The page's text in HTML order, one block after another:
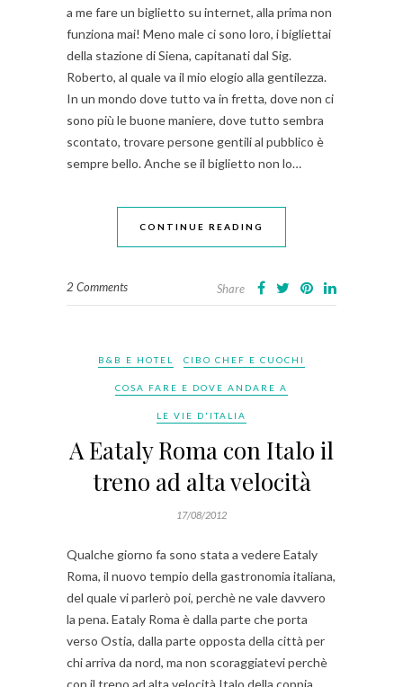
a me fare un biglietto su internet, alla prima non
funziona mai! Meno male ci sono loro, i bigliettai
della stazione di Siena, capitanati dal Sig.
Roberto, al quale va il mio elogio alla gentilezza.
In un mondo dove tutto va in fretta, dove non ci
sono più le buone maniere, dove tutto sembra
scontato, trovare persone gentili al pubblico è
sempre bello. Anche se il biglietto non lo…
CONTINUE READING
2 Comments Share
B&B E HOTEL CIBO CHEF E CUOCHI
COSA FARE E DOVE ANDARE A
LE VIE D'ITALIA
A Eataly Roma con Italo il
treno ad alta velocità
17/08/2012
Qualche giorno fa sono stata a vedere Eataly
Roma, il nuovo tempio della gastronomia italiana,
del quale vi parlerò poi, perchè ne vale davvero
la pena. Eataly Roma è dalla parte che porta
verso Ostia, dalla parte opposta della città per
chi arriva da nord, ma non scoraggiatevi perchè
con il treno ad alta velocità Italo della coppia